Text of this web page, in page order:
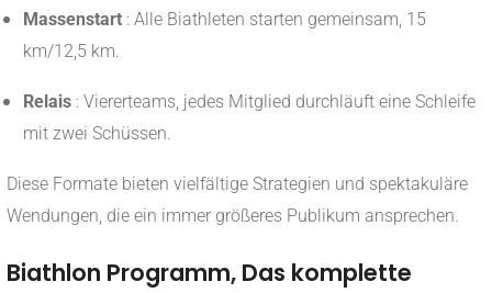
Massenstart : Alle Biathleten starten gemeinsam, 15
km/12,5 km.
Relais : Viererteams, jedes Mitglied durchläuft eine Schleife
mit zwei Schüssen.
Diese Formate bieten vielfältige Strategien und spektakuläre
Wendungen, die ein immer größeres Publikum ansprechen.
Biathlon Programm, Das komplette